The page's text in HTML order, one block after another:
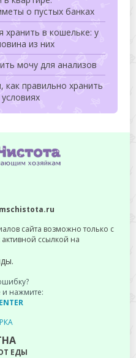
о пустых банках
хранить в кошельке: у
из них
мочу для анализов
правильно хранить
сайта возможно только с
ссылкой на
и нажмите:
ЕДЫ